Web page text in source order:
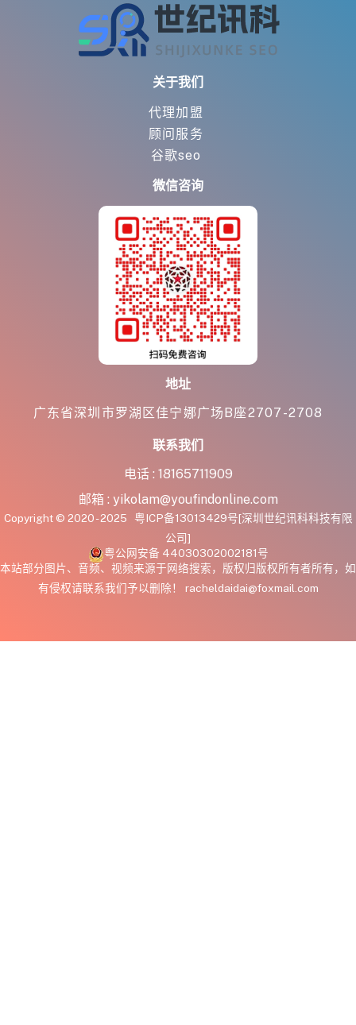
关于我们
代理加盟
顾问服务
谷歌seo
微信咨询
地址
广东省深圳市罗湖区佳宁娜广场B座2707-2708
联系我们
电话 : 18165711909
邮箱 : yikolam@youfindonline.com
Copyright © 2020 - 2025 粤ICP备13013429号[深圳世纪讯科科技有限
公司]
粤公网安备 44030302002181号
本站部分图片、音频、视频来源于网络搜索，版权归版权所有者所有，如
有侵权请联系我们予以删除！ racheldaidai@foxmail.com